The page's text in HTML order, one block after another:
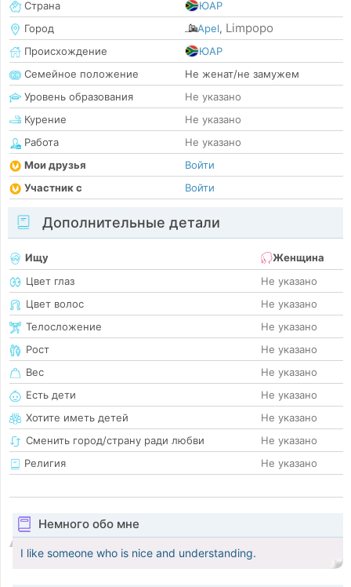
Страна
ЮАР
Город
Apel, Limpopo
Происхождение
ЮАР
Семейное положение
Не женат/не замужем
Уровень образования
Не указано
Курение
Не указано
Работа
Не указано
Мои друзья
Войти
Участник с
Войти
Дополнительные детали
Ищу
Женщина
Цвет глаз
Не указано
Цвет волос
Не указано
Телосложение
Не указано
Рост
Не указано
Вес
Не указано
Есть дети
Не указано
Хотите иметь детей
Не указано
Сменить город/страну ради любви
Не указано
Религия
Не указано
Немного обо мне
I like someone who is nice and understanding.